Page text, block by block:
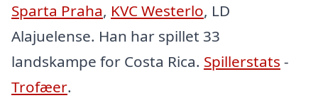
Sparta Praha, KVC Westerlo, LD
Alajuelense. Han har spillet 33
landskampe for Costa Rica. Spillerstats -
Trofæer.